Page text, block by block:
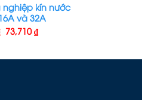
kín nước
và 32A
73,710₫